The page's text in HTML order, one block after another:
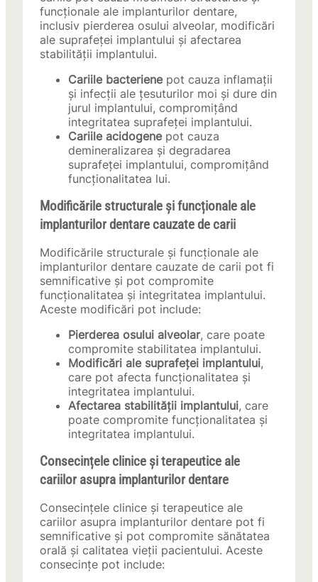
funcționale ale implanturilor dentare,
inclusiv pierderea osului alveolar, modificări
ale suprafeței implantului și afectarea
stabilității implantului.
Cariile bacterienepot cauza inflamații
și infecții ale țesuturilor moi și dure din
jurul implantului, compromițând
integritatea suprafeței implantului.
Cariile acidogenepot cauza
demineralizarea și degradarea
suprafeței implantului, compromițând
funcționalitatea lui.
Modificările structurale și funcționale ale
implanturilor dentare cauzate de carii
Modificările structurale și funcționale ale
implanturilor dentare cauzate de carii pot fi
semnificative și pot compromite
funcționalitatea și integritatea implantului.
Aceste modificări pot include:
Pierderea osului alveolar, care poate
compromite stabilitatea implantului.
Modificări ale suprafeței implantului,
care pot afecta funcționalitatea și
integritatea implantului.
Afectarea stabilității implantului, care
poate compromite funcționalitatea și
integritatea implantului.
Consecințele clinice și terapeutice ale
cariilor asupra implanturilor dentare
Consecințele clinice și terapeutice ale
cariilor asupra implanturilor dentare pot fi
semnificative și pot compromite sănătatea
orală și calitatea vieții pacientului. Aceste
consecințe pot include: